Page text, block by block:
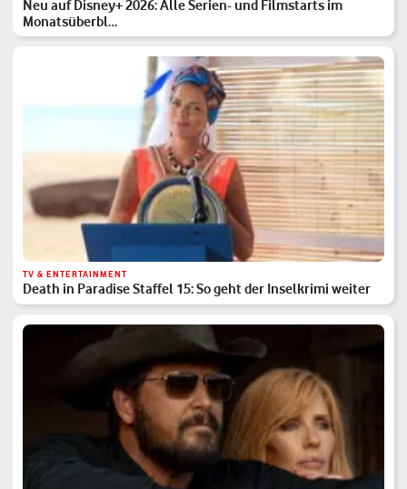
Neu auf Disney+ 2026: Alle Serien- und Filmstarts im
Monatsüberbl…
TV & ENTERTAINMENT
Death in Paradise Staffel 15: So geht der Inselkrimi weiter